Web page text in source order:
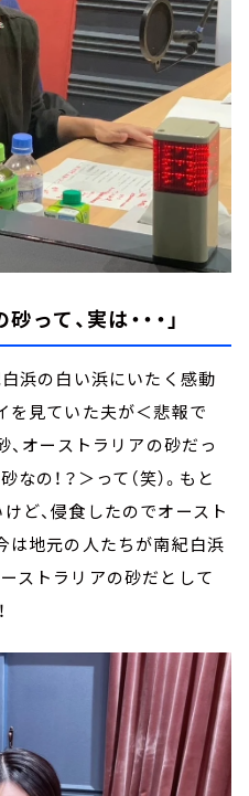
って、実は・・・」
白浜の白い浜にいたく感動
を見ていた夫が＜悲報で
、オーストラリアの砂だっ
の！？＞って（笑）。もと
ど、侵食したのでオースト
は地元の人たちが南紀白浜
ストラリアの砂だとして